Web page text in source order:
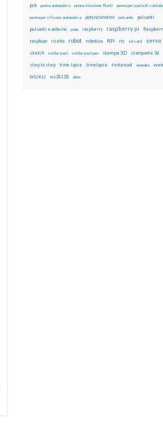
pcb penna automatica penna iniezione fluidi penna per pasta di
penna per silicone automatica potenziometro pulsante pulsanti
pulsanti e arduino pwm raspberry raspberry pi
raspbian ricetta robot robotica RPi rtc sd card servo
sketch solder past solder past pen stampa 3D stampante 3d
step to step time-lapse timelapse tinkercad wemake
WS2812 ws2812B xbee